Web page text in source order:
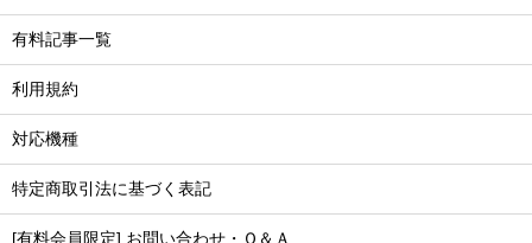
有料記事一覧
利用規約
対応機種
特定商取引法に基づく表記
[有料会員限定] お問い合わせ・Ｑ＆Ａ